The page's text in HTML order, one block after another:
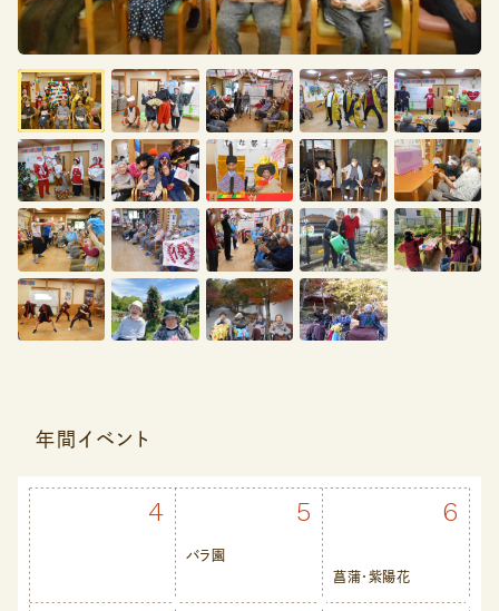
年間イベント
4 5
バラ園
6
菖蒲・紫陽花